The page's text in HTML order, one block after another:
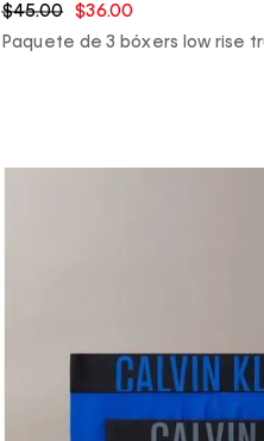
$45.00 $36.00
Paquete de 3 bóxers low rise